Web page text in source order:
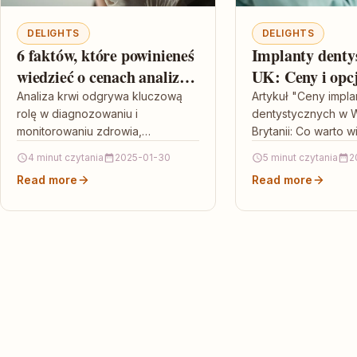
DELIGHTS
6 faktów, które powinieneś
wiedzieć o cenach analiz
krwi.
Analiza krwi odgrywa kluczową
rolę w diagnozowaniu i
monitorowaniu zdrowia,
informacje na temat stanu
organizmu pacjenta, takie jak
4 minut czytania 2025-01-30
Read more
DELIGHTS
Implanty
UK: Ceny i
finansowania
Artykuł "Ceny
dentystycznych w
Brytanii: Co warto
popularności oraz
implantów
5 minut czytania
Read more